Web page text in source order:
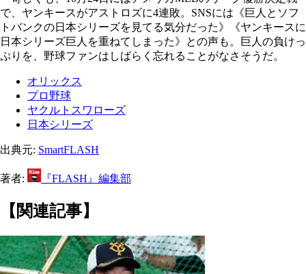
で、ヤンキースがアストロズに4連敗。SNSには《巨人とソフ
トバンクの日本シリーズを見てる気分だった》《ヤンキースに
日本シリーズ巨人を重ねてしまった》との声も。巨人の負けっ
ぷりを、野球ファンはしばらく忘れることがなさそうだ。
オリックス
プロ野球
ヤクルトスワローズ
日本シリーズ
出典元: SmartFLASH
著者: 『FLASH』編集部
【関連記事】